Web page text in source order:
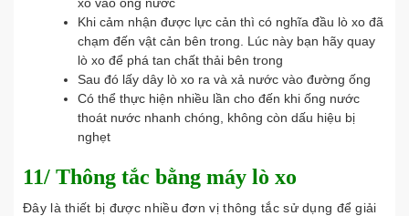
Khi cảm nhận được lực cản thì có nghĩa đầu lò xo đã
chạm đến vật cản bên trong. Lúc này bạn hãy quay
lò xo để phá tan chất thải bên trong
Sau đó lấy dây lò xo ra và xả nước vào đường ống
Có thể thực hiện nhiều lần cho đến khi ống nước
thoát nước nhanh chóng, không còn dấu hiệu bị
nghẹt
11/ Thông tắc bằng máy lò xo
Đây là thiết bị được nhiều đơn vị thông tắc sử dụng để giải